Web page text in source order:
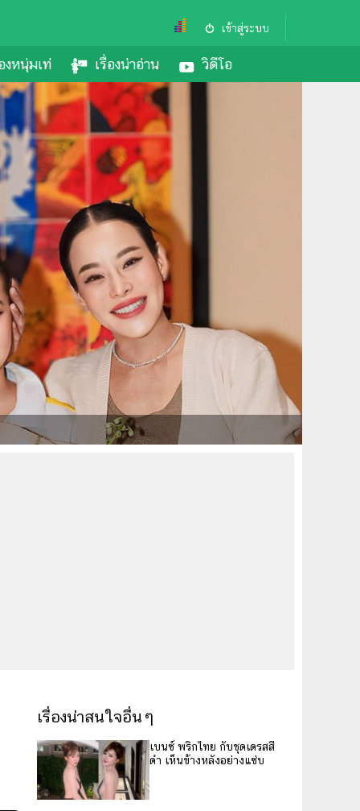
เข้าสู่ระบบ
งหนุ่มเท่ เรื่องน่าอ่าน วิดีโอ
เรื่องน่าสนใจอื่นๆ
เบนซ์ พริกไทย กับชุดเดรสสี
ดำ เห็นข้างหลังอย่างแซ่บ